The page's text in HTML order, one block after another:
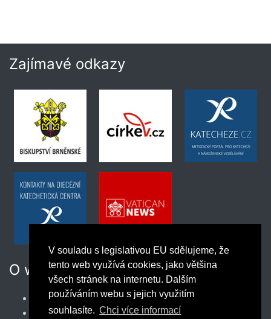
V souladu s legislativou EU sdělujeme, že
tento web využívá cookies, jako většina
všech stránek na internetu. Dalším
používáním webu s jejich využitím
souhlasíte. Chci více informací
Zajímavé odkazy
O webu
Podmínky užívání webu
Správce obsahu webu